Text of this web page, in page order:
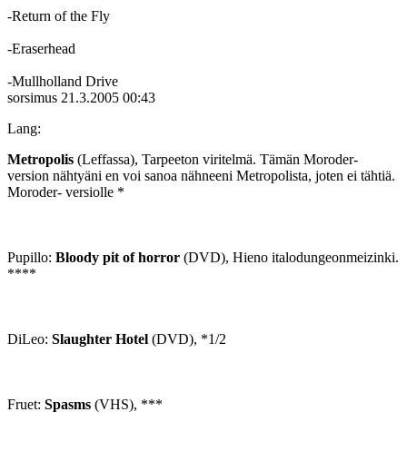
‑Return of the Fly
‑Eraserhead
‑Mullholland Drive
sorsimus 21.3.2005 00:43
Lang:
Metropolis (Leffassa), Tarpeeton viritelmä. Tämän Moroder-
version nähtyäni en voi sanoa nähneeni Metropolista, joten ei tähtiä.
Moroder- versiolle *
Pupillo: Bloody pit of horror (DVD), Hieno italodungeonmeizinki.
****
DiLeo: Slaughter Hotel (DVD), *1/2
Fruet: Spasms (VHS), ***